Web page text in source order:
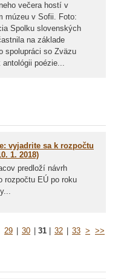
večera hostí v
múzeu v Sofii. Foto:
Spolku slovenských
na základe
spolupráci so Zväzu
poézie...
vyjadrite sa k rozpočtu
1. 2018)
predloží návrh
rozpočtu EÚ po roku
29 30 31 32 33 > >>